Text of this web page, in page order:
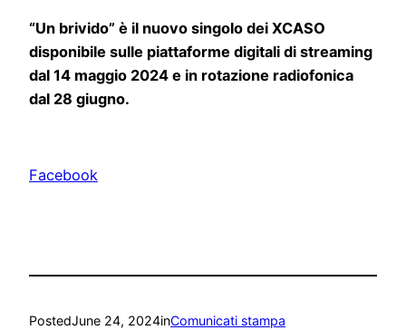
“Un brivido” è il nuovo singolo dei XCASO
disponibile sulle piattaforme digitali di streaming
dal 14 maggio 2024 e in rotazione radiofonica
dal 28 giugno.
Facebook
PostedJune 24, 2024inComunicati stampa